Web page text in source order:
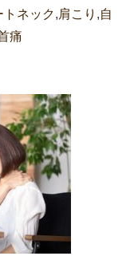
トネック,肩こり ,自
痛